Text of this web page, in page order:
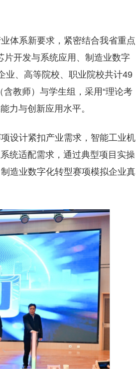
体系新要求，紧密结合我省重点
片开发与系统应用、制造业数字
业、高等院校、职业院校共计49
教师）与学生组，采用“理论考
力与创新应用水平。
设计紧扣产业需求，智能工业机
统适配需求，通过典型项目实操
造业数字化转型赛项模拟企业真